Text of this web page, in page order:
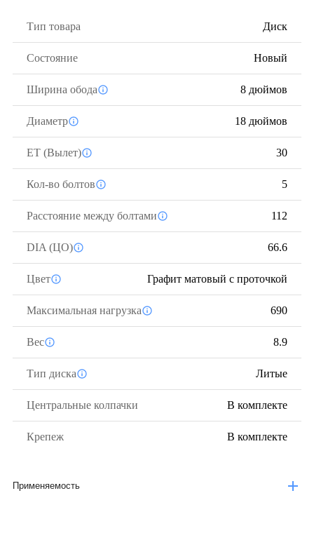
Тип товара Диск
Состояние Новый
Ширина обода 8 дюймов
Диаметр 18 дюймов
ЕТ (Вылет) 30
Кол-во болтов 5
Расстояние между болтами 112
DIA (ЦО) 66.6
Цвет Графит матовый с проточкой
Максимальная нагрузка 690
Вес 8.9
Тип диска Литые
Центральные колпачки В комплекте
Крепеж В комплекте
Применяемость